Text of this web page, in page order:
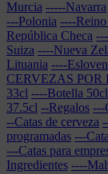
Murcia -----Navarra
---Polonia ----
República Checa
Suiza ----Nueva
Lituania ----
CERVEZAS POR
33cl ----Botella 50cl
37.5cl --Regalos ---
--Catas de cerveza
programadas ---
---Catas para
Ingredientes ----